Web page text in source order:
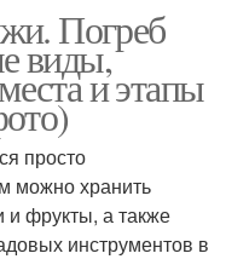
Погреб
виды,
и этапы
просто
можно хранить
фрукты, а также
инструментов в